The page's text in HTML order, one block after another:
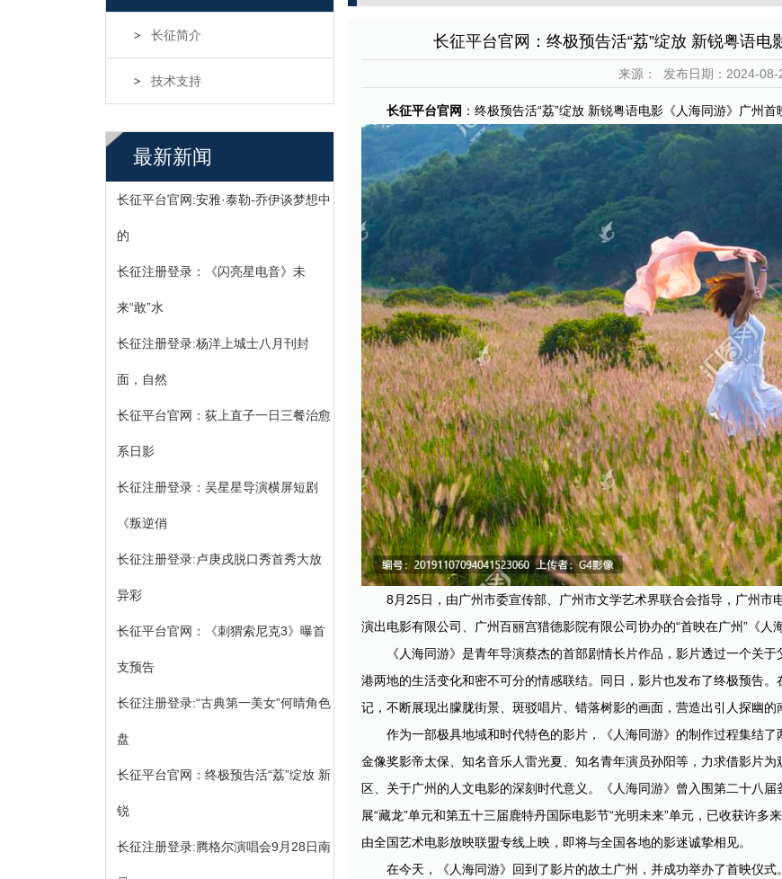
长征简介
技术支持
最新新闻
长征平台官网:安雅·泰勒-乔伊谈梦想中
的
长征注册登录：《闪亮星电音》未
来“敢”水
长征注册登录:杨洋上城士八月刊封
面，自然
长征平台官网：荻上直子一日三餐治愈
系日影
长征注册登录：吴星星导演横屏短剧
《叛逆俏
长征注册登录:卢庚戌脱口秀首秀大放
异彩
长征平台官网：《刺猬索尼克3》曝首
支预告
长征注册登录:“古典第一美女”何晴角色
盘
长征平台官网：终极预告活“荔”绽放 新
锐
长征注册登录:腾格尔演唱会9月28日南
长征平台官网：终极预告活“荔”绽放 新锐粤语
来源： 发布日期：2024-
长征平台官网 ：终极预告活“荔”绽放 新锐粤语电影《人海同游》广州
8月25日，由广州市委宣传部、广州市文学艺术界联合会指导，广州
演出电影有限公司、广州百丽宫猎德影院有限公司协办的“首映在广州”《人
《人海同游》是青年导演蔡杰的首部剧情长片作品，影片透过一个关
港两地的生活变化和密不可分的情感联结。同日，影片也发布了终极预告
记，不断展现出朦胧街景、斑驳唱片、错落树影的画面，营造出引人探幽的
作为一部极具地域和时代特色的影片，《人海同游》的制作过程集结
金像奖影帝太保、知名音乐人雷光夏、知名青年演员孙阳等，力求借影片
区、关于广州的人文电影的深刻时代意义。《人海同游》曾入围第二十八
展“藏龙”单元和第五十三届鹿特丹国际电影节“光明未来”单元，已收获许
由全国艺术电影放映联盟专线上映，即将与全国各地的影迷诚挚相见。
在今天，《人海同游》回到了影片的故土广州，并成功举办了首映仪